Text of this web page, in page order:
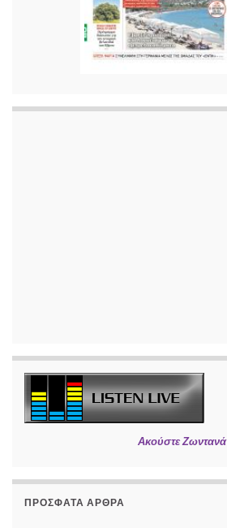
Ακούστε Ζωντανά
ΠΡΌΣΦΑΤΑ ΆΡΘΡΑ